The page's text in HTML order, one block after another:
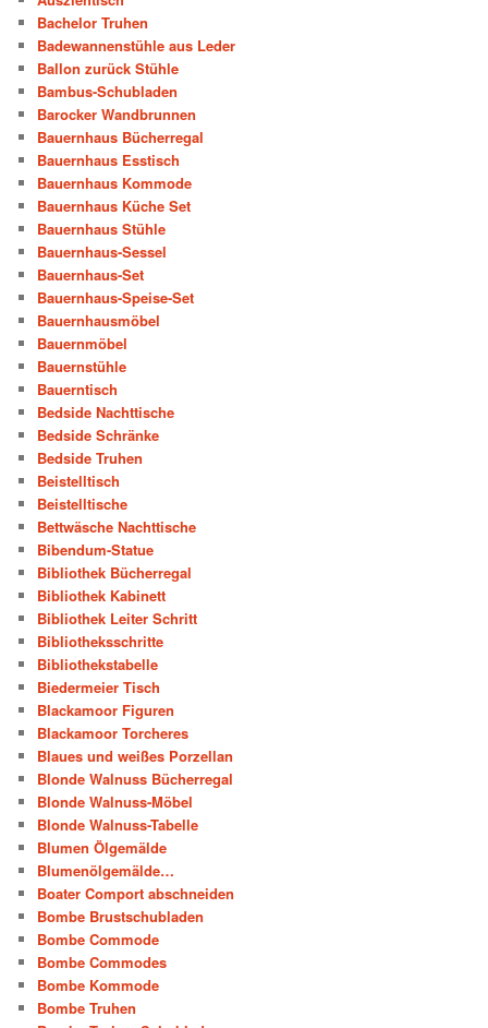
Bachelor Truhen
Badewannenstühle aus Leder
Ballon zurück Stühle
Bambus-Schubladen
Barocker Wandbrunnen
Bauernhaus Bücherregal
Bauernhaus Esstisch
Bauernhaus Kommode
Bauernhaus Küche Set
Bauernhaus Stühle
Bauernhaus-Sessel
Bauernhaus-Set
Bauernhaus-Speise-Set
Bauernhausmöbel
Bauernmöbel
Bauernstühle
Bauerntisch
Bedside Nachttische
Bedside Schränke
Bedside Truhen
Beistelltisch
Beistelltische
Bettwäsche Nachttische
Bibendum-Statue
Bibliothek Bücherregal
Bibliothek Kabinett
Bibliothek Leiter Schritt
Bibliotheksschritte
Bibliothekstabelle
Biedermeier Tisch
Blackamoor Figuren
Blackamoor Torcheres
Blaues und weißes Porzellan
Blonde Walnuss Bücherregal
Blonde Walnuss-Möbel
Blonde Walnuss-Tabelle
Blumen Ölgemälde
Blumenölgemälde…
Boater Comport abschneiden
Bombe Brustschubladen
Bombe Commode
Bombe Commodes
Bombe Kommode
Bombe Truhen